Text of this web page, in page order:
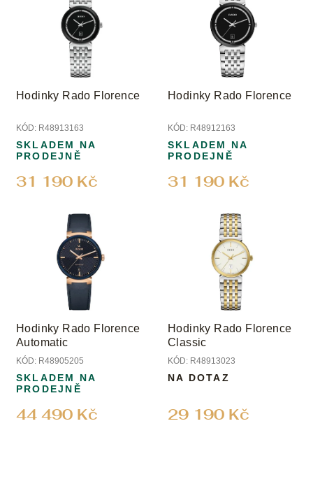
ů
o
u
k
ů
Hodinky Rado Florence
KÓD: R48913163
31 190 Kč
SKLADEM NA
PRODEJNĚ
Hodinky Rado Florence
KÓD: R48912163
31 190 Kč
SKLADEM NA
PRODEJNĚ
Hodinky Rado Florence
Automatic
KÓD: R48905205
44 490 Kč
SKLADEM NA
PRODEJNĚ
Hodinky Rado Florence
Classic
KÓD: R48913023
29 190 Kč
NA DOTAZ